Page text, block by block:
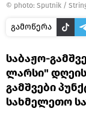
© photo: Sputnik /
გამოწერა
საბაჟო-
ლარსი"
გამშვები
სახმელეთო